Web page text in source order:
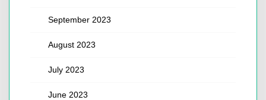
September 2023
August 2023
July 2023
June 2023